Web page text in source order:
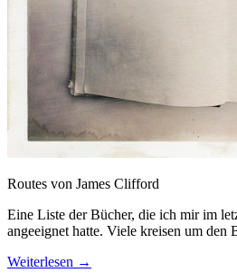
Routes von James Clifford
Eine Liste der Bücher, die ich mir im
angeeignet hatte. Viele kreisen um den
Weiterlesen →